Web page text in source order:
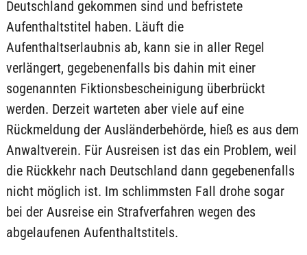
Deutschland gekommen sind und befristete
Aufenthaltstitel haben. Läuft die
Aufenthaltserlaubnis ab, kann sie in aller Regel
verlängert, gegebenenfalls bis dahin mit einer
sogenannten Fiktionsbescheinigung überbrückt
werden. Derzeit warteten aber viele auf eine
Rückmeldung der Ausländerbehörde, hieß es aus dem
Anwaltverein. Für Ausreisen ist das ein Problem, weil
die Rückkehr nach Deutschland dann gegebenenfalls
nicht möglich ist. Im schlimmsten Fall drohe sogar
bei der Ausreise ein Strafverfahren wegen des
abgelaufenen Aufenthaltstitels.